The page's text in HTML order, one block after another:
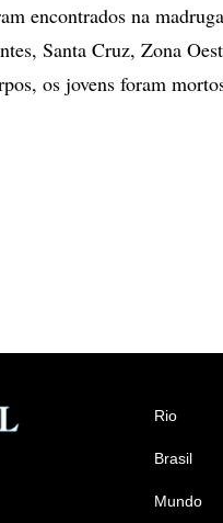
encontrados na
Santa Cruz, Zona
os jovens foram
Rio
Brasil
Mundo